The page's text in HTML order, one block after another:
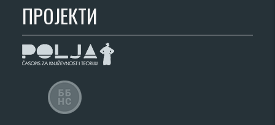
ПРОЈЕКТИ